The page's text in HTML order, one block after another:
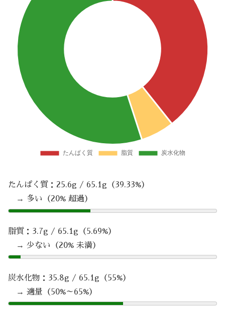
たんぱく質：25.6g / 65.1g（39.33%）
→ 多い（20% 超過）
脂質：3.7g / 65.1g（5.69%）
→ 少ない（20% 未満）
炭水化物：35.8g / 65.1g（55%）
→ 適量（50%～65%）